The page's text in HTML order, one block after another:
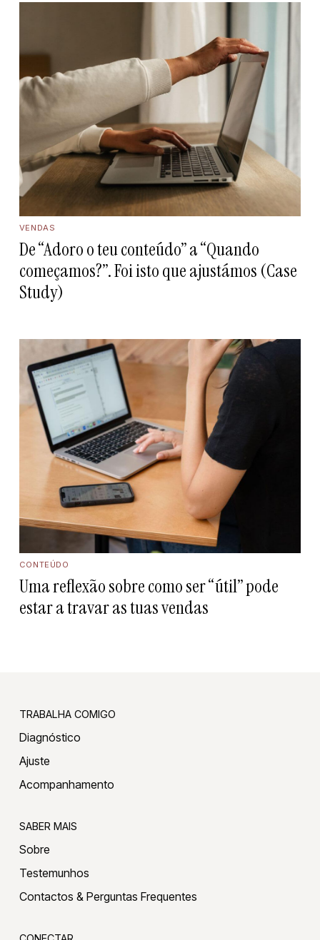
VENDAS
De “Adoro o teu conteúdo” a “Quando
começamos?”. Foi isto que ajustámos (Case
Study)
CONTEÚDO
Uma reflexão sobre como ser “útil” pode
estar a travar as tuas vendas
TRABALHA COMIGO
Diagnóstico
Ajuste
Acompanhamento
SABER MAIS
Sobre
Testemunhos
Contactos & Perguntas Frequentes